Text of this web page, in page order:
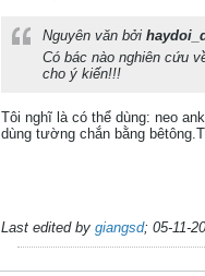
Nguyên văn bởi
Có bác nào nghiên cứu
cho ý kiến!!!
Tôi nghĩ là có thể dùng: neo
dùng tường chắn bằng
Last edited by giangsd; 05-11-